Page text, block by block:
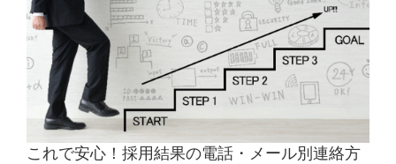
これで安心！採用結果の電話・メール別連絡方